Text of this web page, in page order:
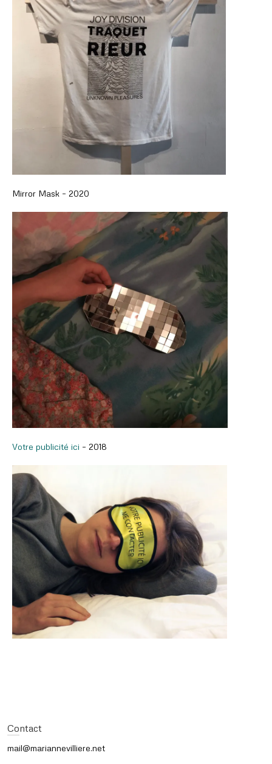
Mirror Mask – 2020
Votre publicité ici – 2018
Contact
mail@mariannevilliere.net